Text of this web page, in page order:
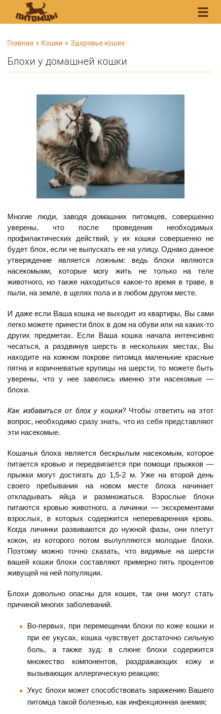
В
ы
з
Главная » Кошки » Здоровье кошек
Блохи у домашней кошки
Многие люди, заводя домашних питомцев, совершенно
уверены, что после проведения необходимых
профилактических действий, у их кошки совершенно не
будет блох, если не выпускать ее на улицу. Однако данное
утверждение является ложным: ведь блохи являются
насекомыми, которые могу жить не только на теле
животного, но также находиться какое-то время в траве, в
пыли, на земле, в щелях пола и в любом другом месте.
И даже если Ваша кошка не выходит из квартиры, Вы сами
легко можете принести блох в дом на обуви или на каких-то
других предметах. Если Ваша кошка начала интенсивно
чесаться, а раздвинув шерсть в нескольких местах, Вы
находите на кожном покрове питомца маленькие красные
пятна и коричневатые крупицы на шерсти, то можете быть
уверены, что у нее завелись именно эти насекомые —
блохи.
Как избавиться от блох у кошки?Чтобы ответить на этот
вопрос, необходимо сразу знать, что из себя представляют
эти насекомые.
Кошачья блоха является бескрылым насекомым, которое
питается кровью и передвигается при помощи прыжков —
прыжки могут достигать до 1,5-2 м. Уже на второй день
своего пребывания на новом месте блоха начинает
откладывать яйца и размножаться. Взрослые блохи
питаются кровью животного, а личинки — экскрементами
взрослых, в которых содержится непереваренная кровь.
Когда личинки развиваются до нужной фазы, они плетут
кокон, из которого потом вылупляются молодые блохи.
Поэтому можно точно сказать, что видимые на шерсти
вашей кошки блохи составляют примерно пять процентов
живущей на ней популяции.
Блохи довольно опасны для кошек, так они могут стать
причиной многих заболеваний.
Во-первых, при перемещении блохи по коже кошки и
при ее укусах, кошка чувствует достаточно сильную
боль, а также зуд: в слюне блохи содержится
множество компонентов, раздражающих кожу и
вызывающих аллергическую реакцию;
Укус блохи может способствовать заражению Вашего
питомца такой болезнью, как инфекционная анемия;